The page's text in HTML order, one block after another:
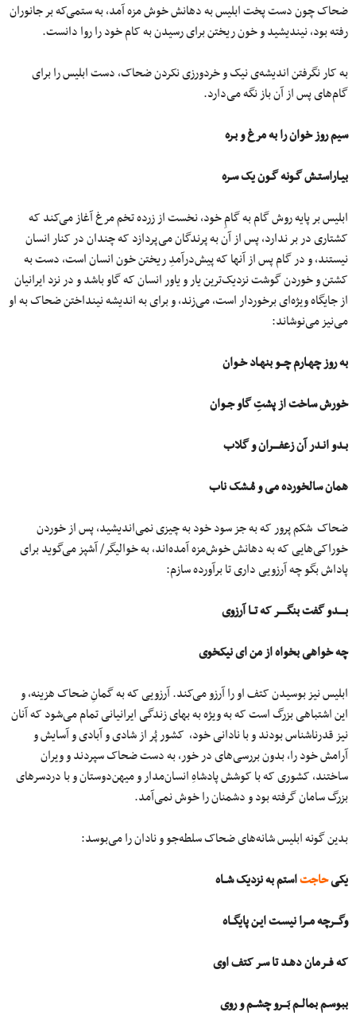
ضحاک چون دست پخت ابلیس به دهانش خوش مزه آمد، به ستمی‌که بر جانوران
رفته بود، نیندیشید و خون ریختن برای رسیدن به کام خود را روا دانست.
به کار نگرفتن اندیشه‌ی نیک و خردورزی نکردن ضحاک، دست ابلیس را برای
گام‌های پس از آن باز نگه می‌دارد.
سیم روز خوان را به مرغ و بـره
بیـاراستـش گـونه گـون یک سـره
ابلیس بر پایه روش گام به گامِ خود، نخست از زرده تخم مرغ آغاز می‌کند که
کشتاری در بر ندارد، پس از آن به پرندگان می‌پردازد که چندان در کنار انسان
نیستند، و در گام پس از آنها که پیش‌درآمدِ ریختن خون انسان است، دست به
کشتن و خوردن گوشت نزدیک‌ترین یار و یاور انسان که گاو باشد و در نزد ایرانیان
از جایگاه ویژه‌ای برخوردار است، می‌زند، و برای به اندیشه نینداختن ضحاک به او
می‌نیز می‌نوشاند:
به روز چهـارم چــو بنهـاد خـوان
خورش ساخت از پشتِ گاو جـوان
بـدو انـدر آن زعفــــران و گلاب
همان سالخورده می ‌و مُـشک ناب
ضحاک شکم پرور که به جز سود خود به چیزی نمی‌اندیشید، پس از خوردن
خوراکی‌هایی که به دهانش خوش‌مزه آمده‌اند، به خوالیگر/ آشپز می‌گوید برای
پاداش بگو چه آرزویی داری تا برآورده سازم:
بــــدو گفت بنگـــــر که تــا آرزوی
چه خواهی بخواه از من ای نیکخوی
ابلیس نیز بوسیدن کتف او را آرزو می‌کند. آرزویی که به گمانِ ضحاک هزینه، و
این اشتباهی بزرگ است که به ویژه به بهای زندگی ایرانیانی تمام می‌شود که آنان
نیز قدرناشناس بودند و با نادانی خود، کشور پُر از شادی و آبادی و آسایش و
آرامش خود را، بدون بررسی‌های در خور، به دست ضحاک سپردند و ویران
ساختند، کشوری که با کوشش پادشاهِ انسان‌مدار و میهن‌دوستان و با دردسرهای
بزرگ سامان گرفته بود و دشمنان را خوش نمی‌آمد.
بدین گونه ابلیس شانه‌های ضحاک سلطه‌جو و نادان را می‌بوسد:
یکیحاجتاستم به نزدیک شــاه
وگـــرچه مــرا نیسـت ایـن پایگــاه
که فــرمان دهـد تا سـر کتف اوی
ببوسـم بمالــم بَـــرو چشــم و روی